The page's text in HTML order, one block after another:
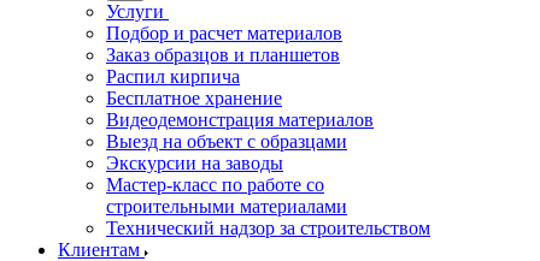
Услуги
Подбор и расчет материалов
Заказ образцов и планшетов
Распил кирпича
Бесплатное хранение
Видеодемонстрация материалов
Выезд на объект с образцами
Экскурсии на заводы
Мастер-класс по работе со
строительными материалами
Технический надзор за строительством
Клиентам